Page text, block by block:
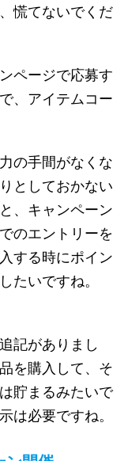
慌てないでくだ
ページで応募す
、アイテムコー
の手間がなくな
としておかない
、キャンペーン
のエントリーを
する時にポイン
たいですね。
記がありまし
を購入して、そ
貯まるみたいで
は必要ですね。